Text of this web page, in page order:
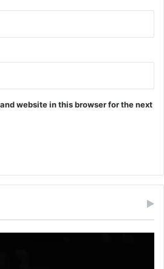
website in this browser for the next